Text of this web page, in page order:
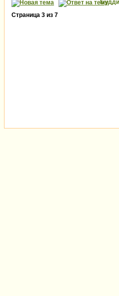
Страница 3 из 7